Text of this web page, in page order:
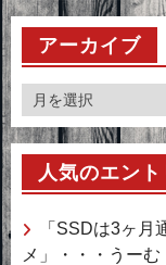
アーカイブ
ア
ー
カ
ブ
人気のエン
「SSDは3ヶ
メ」・・・うーむ